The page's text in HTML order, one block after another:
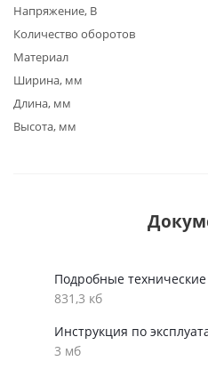
Напряжение, В
Количество оборотов
Материал
Ширина, мм
Длина, мм
Высота, мм
Подробные
831,3 кб
Инструкция по
3 мб